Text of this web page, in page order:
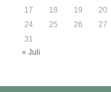
17
18 19 20
24
25 26 27
31
« Juli